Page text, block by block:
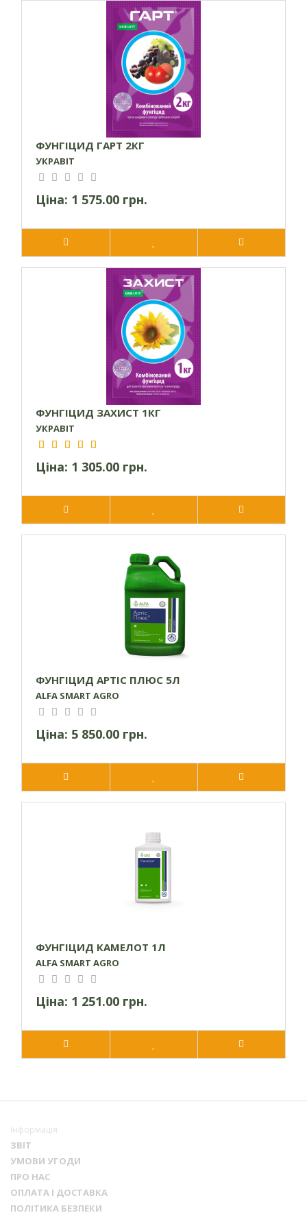
Принцип дії
Активна речовина тебуконазол порушує синтез
ергостерину та поділ клітин, призводячи до загибелі
збудників хвороби. Другий активний компонент -
крезоксим-метил зупиняє процеси дихання в клітинах
Особливості препарату
Крезоксим-метил відкладається на восковому шарі рослин і
не змивається опадами. За кілька днів активна речовина
рівномірно розповсюджується по всій площі листків та
поверхні і впродовж однієї-двох годин розподіляється по
всім частинам, локалізуючи інфекцію і створюючи надійний
Даний фунгіцид призупиняє процеси старіння клітин,
оскільки пригнічує синтез етилену, збільшує концентрацію
цитокінінів та подовжує фотосинтез. Це сприяє підвищенню
якості врожаю та збільшенню його об’ємів.
Рекомендації щодо застосування
Даний фунгіцид можна використовувати для профілактики
або лікування рослин на стадії перших симптомів
захворювання. Необхідно проводити обприскування на
ранніх стадіях, доки хвороба не завдала посівам значної
шкоди та незворотних втрат.
У процесі обробки слід забезпечити суцільне покриття
Для підвищення результативності препарату
рекомендується додавати до нього поверхнево-активну
речовину Альфалип Екстра (0,3 літра на гектар). Це не
обов’язково, але забезпечує більш ефективне змочування
листової площі, що підсилює фунгіцидний вплив.
ФУНГІЦИД ГАРТ 2КГ
УКРАВІТ
Ціна: 1 575.00 грн.
ФУНГІЦИД ЗАХИСТ 1КГ
УКРАВІТ
Ціна: 1 305.00 грн.
ФУНГІЦИД АРТІС ПЛЮС 5Л
ALFA SMART AGRO
Ціна: 5 850.00 грн.
ФУНГІЦИД КАМЕЛОТ 1Л
ALFA SMART AGRO
Ціна: 1 251.00 грн.
Інформація
ЗВІТ
УМОВИ УГОДИ
ПРО НАС
ОПЛАТА І ДОСТАВКА
ПОЛІТИКА БЕЗПЕКИ